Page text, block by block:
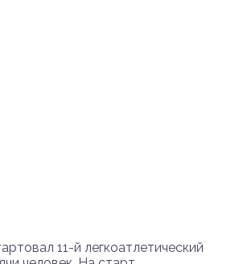
11-й легкоатлетический